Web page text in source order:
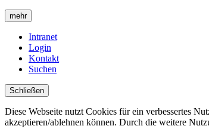
mehr
Intranet
Login
Kontakt
Suchen
Schließen
Diese Webseite nutzt Cookies für ein verbessertes
akzeptieren/ablehnen können. Durch die weitere